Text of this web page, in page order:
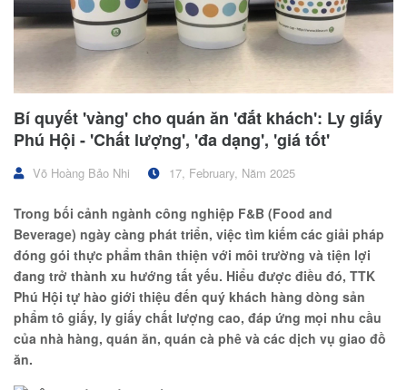
Bí quyết 'vàng' cho quán ăn 'đắt khách': Ly giấy
Phú Hội - 'Chất lượng', 'đa dạng', 'giá tốt'
Võ Hoàng Bảo Nhi 17, February, Năm 2025
Trong bối cảnh ngành công nghiệp F&B (Food and
Beverage) ngày càng phát triển, việc tìm kiếm các giải pháp
đóng gói thực phẩm thân thiện với môi trường và tiện lợi
đang trở thành xu hướng tất yếu. Hiểu được điều đó, TTK
Phú Hội tự hào giới thiệu đến quý khách hàng dòng sản
phẩm tô giấy, ly giấy chất lượng cao, đáp ứng mọi nhu cầu
của nhà hàng, quán ăn, quán cà phê và các dịch vụ giao đồ
ăn.